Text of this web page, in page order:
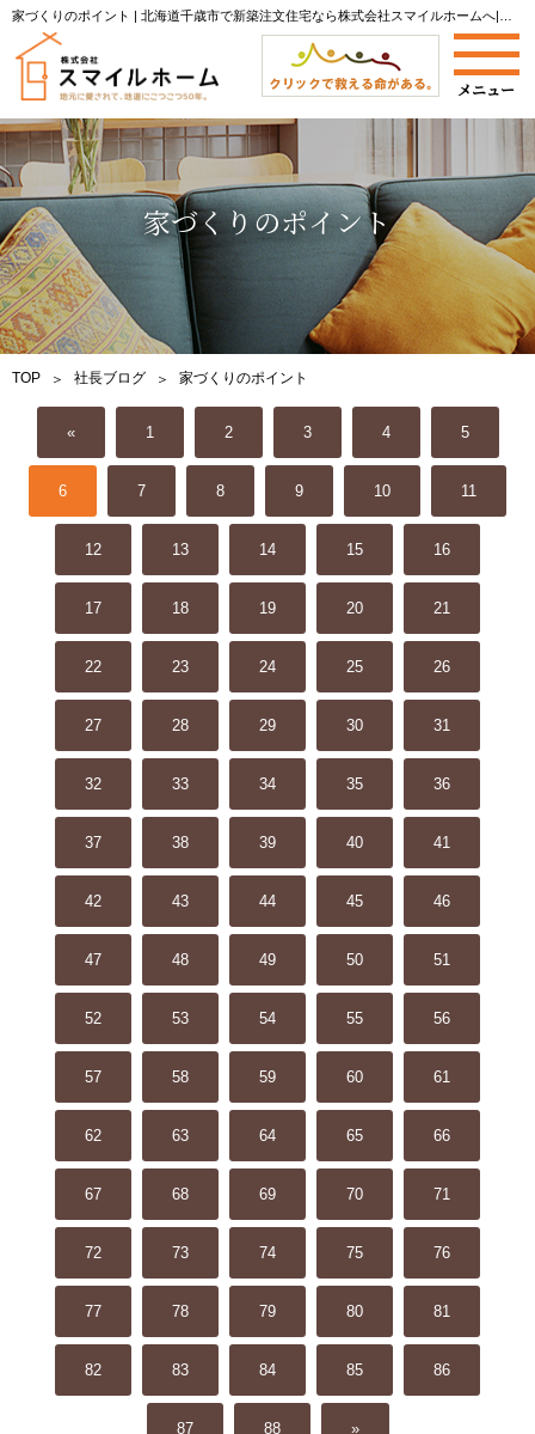
家づくりのポイント
TOP 社長ブログ 家づくりのポイント
« 1 2 3 4 5
6 7 8 9 10 11
12 13 14 15 16
17 18 19 20 21
22 23 24 25 26
27 28 29 30 31
32 33 34 35 36
37 38 39 40 41
42 43 44 45 46
47 48 49 50 51
52 53 54 55 56
57 58 59 60 61
62 63 64 65 66
67 68 69 70 71
72 73 74 75 76
77 78 79 80 81
82 83 84 85 86
87 88 »